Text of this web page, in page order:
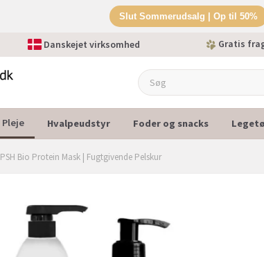
Slut Sommerudsalg | Op til 50%
Danskejet virksomhed Gratis
Pleje Hvalpeudstyr Foder og snacks
PSH Bio Protein Mask | Fugtgivende Pelskur